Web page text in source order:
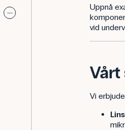
Uppnå
vid
Vårt
Vi